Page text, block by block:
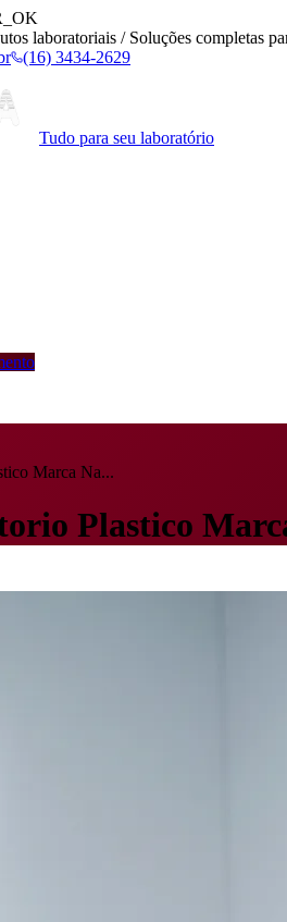
laboratoriais / Soluções completas
(16) 3434-2629
Tudo para seu laboratório
Marca Na...
Plastico